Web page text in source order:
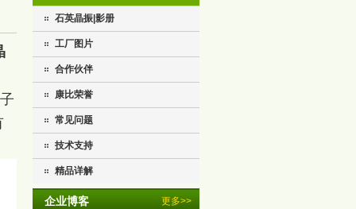
石英晶振|影册
工厂图片
合作伙伴
康比荣誉
常见问题
技术支持
精品详解
企业博客
更多>>